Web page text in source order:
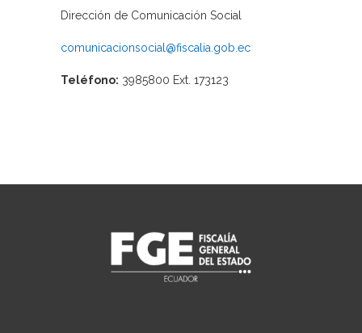
Dirección de Comunicación Social
comunicacionsocial@fiscalia.gob.ec
Teléfono: 3985800 Ext. 173123